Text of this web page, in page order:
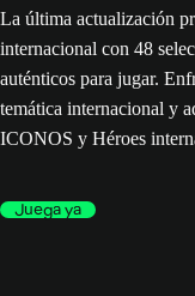
La última actualización
internacional con 48
auténticos para jugar.
temática internacional y
ICONOS y Héroes
Juega ya